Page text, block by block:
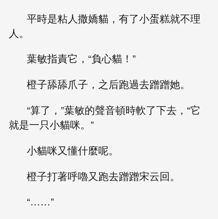
平時是粘人撒嬌貓，有了小蛋糕就不理
人。
葉敏指責它，“負心貓！”
橙子舔舔爪子，之后跑過去蹭蹭她。
“算了，”葉敏的聲音頓時軟了下去，“它
就是一只小貓咪。”
小貓咪又懂什麼呢。
橙子打著呼嚕又跑去蹭蹭宋云回。
“……”